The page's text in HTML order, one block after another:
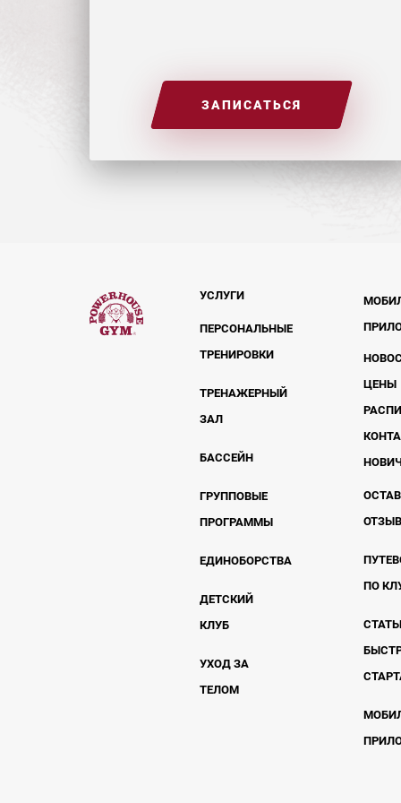
ЗАПИСАТЬСЯ
УСЛУГИ
ПЕРСОНАЛЬНЫЕ
ТРЕНИРОВКИ
ТРЕНАЖЕРНЫЙ
ЗАЛ
БАССЕЙН
ГРУППОВЫЕ
ПРОГРАММЫ
ЕДИНОБОРСТВА
ДЕТСКИЙ
КЛУБ
УХОД ЗА
ТЕЛОМ
ЦЕНЫ
ПО